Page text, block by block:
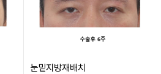
눈밑지방재배치